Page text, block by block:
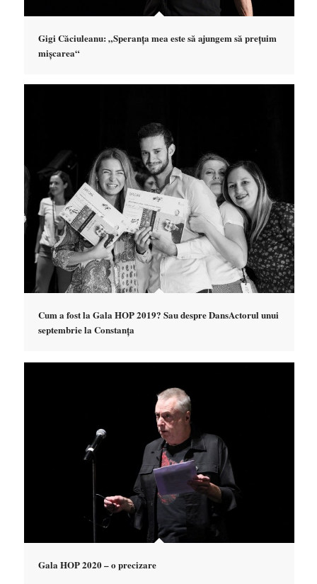
Gigi Căciuleanu: „Speranța mea este să ajungem să prețuim
mișcarea“
Cum a fost la Gala HOP 2019? Sau despre DansActorul unui
septembrie la Constanța
Gala HOP 2020 – o precizare